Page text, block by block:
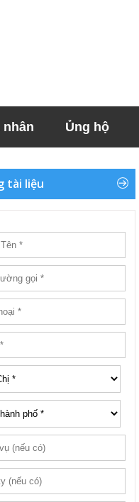
nhân Ủng hộ
tài liệu